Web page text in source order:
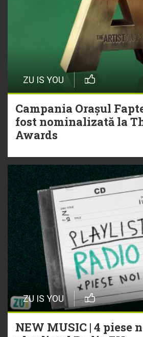
ZU IS YOU
Campania Orașul
fost nominalizată la
Awards
ZU IS YOU
NEW MUSIC | 4 piese